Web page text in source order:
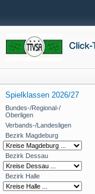
Spielklassen 2026/27
Bundes-/Regional-/
Oberligen
Verbands-/Landesligen
Bezirk Magdeburg
Bezirk Dessau
Bezirk Halle